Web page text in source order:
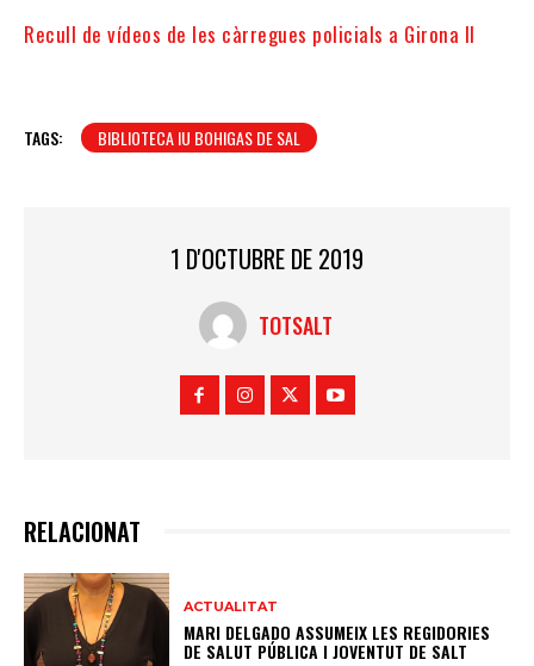
Recull de vídeos de les càrregues policials a Girona II
TAGS: BIBLIOTECA IU BOHIGAS DE SAL
1 D'OCTUBRE DE 2019
TOTSALT
RELACIONAT
ACTUALITAT
MARI DELGADO ASSUMEIX LES REGIDORIES
DE SALUT PÚBLICA I JOVENTUT DE SALT